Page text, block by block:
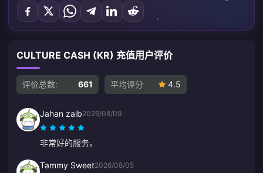
CULTURE CASH (KR) 充值用户评价
评价总数: 661 平均评分 4.5
Jahan zaib2026/08/09
非常好的服务。
Tammy Sweet2026/08/05